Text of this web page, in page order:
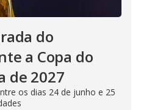
do
a Copa do
de 2027
os dias 24 de junho e 25